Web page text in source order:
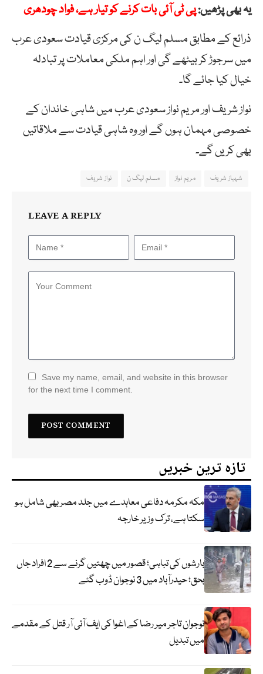
یہ بھی پڑھیں:پی ٹی آئی بات کرنے کو تیار ہے، فواد چودھری
ذرائع کے مطابق مسلم لیگ ن کی مرکزی قیادت سعودی عرب
میں سرجوڑ کر بیٹھے گی اور اہم ملکی معاملات پر تبادلہ
خیال کیا جائے گا۔
نواز شریف اور مریم نواز سعودی عرب میں شاہی خاندان کے
خصوصی مہمان ہوں گے اور وہ شاہی قیادت سے ملاقاتیں
بھی کریں گے۔
شہباز شریف مریم نواز مسلم لیگ ن نواز شریف
LEAVE A REPLY
Save my name, email, and website in this browser
for the next time I comment.
تازہ ترین خبریں
مکہ مکرمہ دفاعی معاہدے میں جلد مصر بھی شامل ہو
سکتا ہے، ترک وزیر خارجہ
بارشوں کی تباہی؛ قصور میں چھتیں گرنے سے 2 افراد جاں
بحق؛ حیدرآباد میں 3 نوجوان ڈوب گئے
نوجوان تاجر میر رضا کے اغوا کی ایف آئی آر قتل کے مقدمے
میں تبدیل